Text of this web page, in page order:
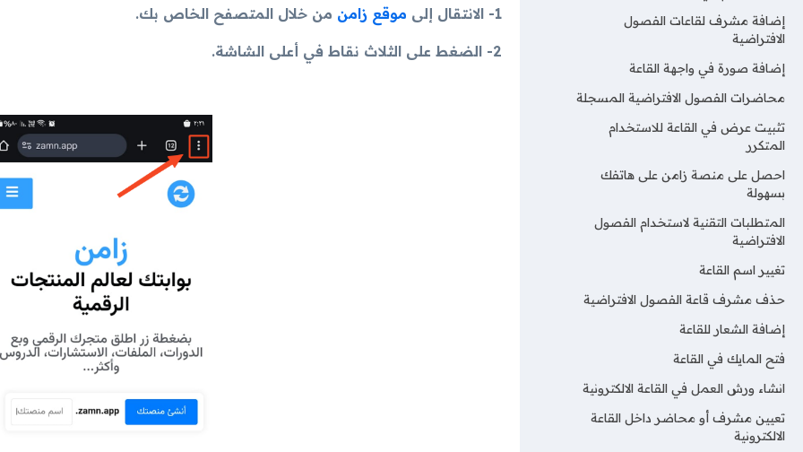
إضافة مشرف لقاعات الفصول
الافتراضية
إضافة صورة في واجهة القاعة
محاضرات الفصول الافتراضية المسجلة
تثبيت عرض في القاعة للاستخدام
المتكرر
احصل على منصة زامن على هاتفك
بسهولة
المتطلبات التقنية لاستخدام الفصول
الافتراضية
تغيير اسم القاعة
حذف مشرف قاعة الفصول الافتراضية
إضافة الشعار للقاعة
فتح المايك في القاعة
انشاء ورش العمل في القاعة الالكترونية
تعيين مشرف أو محاضر داخل القاعة
الالكترونية
1- الانتقال إلى موقع زامن من خلال المتصفح الخاص بك.
2- الضغط على الثلاث نقاط في أعلى الشاشة.